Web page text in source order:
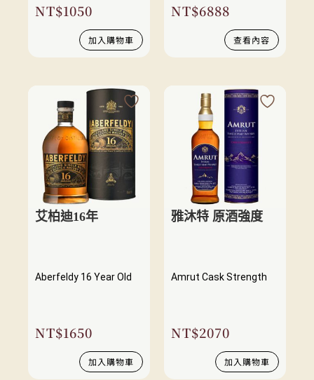
NT$1050
加入購物車
NT$6888
查看內容
艾柏迪16年
Aberfeldy 16 Year Old
NT$1650
加入購物車
雅沐特 原酒強度
Amrut Cask Strength
NT$2070
加入購物車